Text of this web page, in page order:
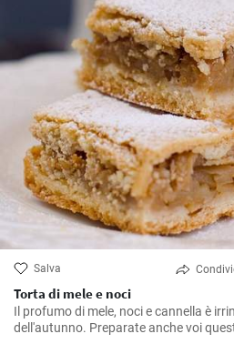
Salva
Torta di mele e noci
Il profumo di mele, noci e cannella è
dell'autunno. Preparate anche voi